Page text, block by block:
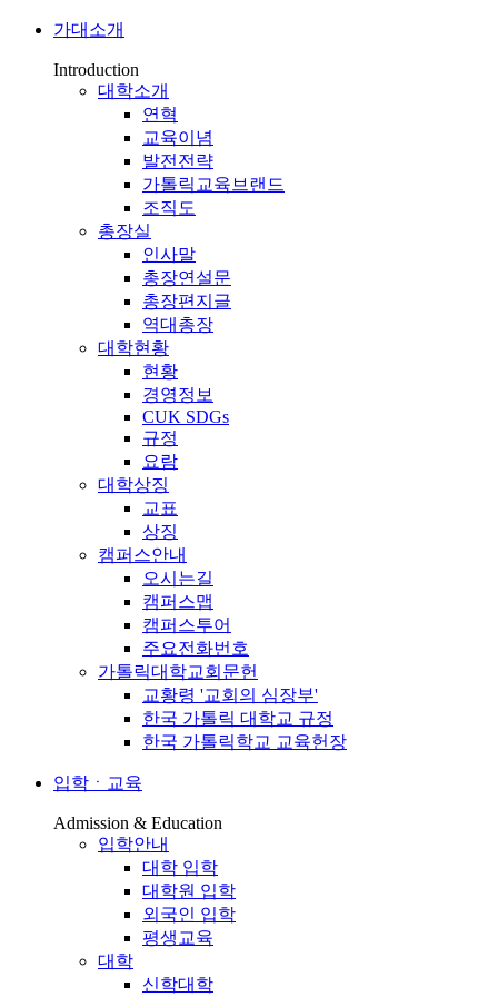
가대소개
Introduction
대학소개
연혁
교육이념
발전전략
가톨릭교육브랜드
조직도
총장실
인사말
총장연설문
총장편지글
역대총장
대학현황
현황
경영정보
CUK SDGs
규정
요람
대학상징
교표
상징
캠퍼스안내
오시는길
캠퍼스맵
캠퍼스투어
주요전화번호
가톨릭대학교회문헌
교황령 '교회의 심장부'
한국 가톨릭 대학교 규정
한국 가톨릭학교 교육헌장
입학ㆍ교육
Admission & Education
입학안내
대학 입학
대학원 입학
외국인 입학
평생교육
대학
신학대학